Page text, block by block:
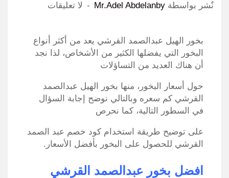
نٌشر بواسطة Mr.Adel Abdelanby لا تعليقات
بخور الهيل عبدالصمد القرشي يعد من أكثر أنواع
البخور التي يفضلها الكثير من الأشخاص، لذا نجد
أن هناك العديد من التساؤلات
حول أسعار البخور، منها بخور الهيل عبدالصمد
القرشي كم سعره وبالتالي نوضح إجابة السؤال
في السطور التالية، كما نحرص
على توضيح طريقة استخدام كود خصم عبد الصمد
القرشي للحصول على البخور بأفضل الأسعار.
افضل بخور عبدالصمد القرشي